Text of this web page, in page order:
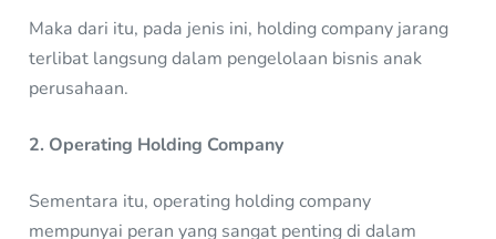
Maka dari itu, pada jenis ini, holding company jarang
terlibat langsung dalam pengelolaan bisnis anak
perusahaan.
2. Operating Holding Company
Sementara itu, operating holding company
mempunyai peran yang sangat penting di dalam